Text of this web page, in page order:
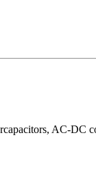
AC-DC